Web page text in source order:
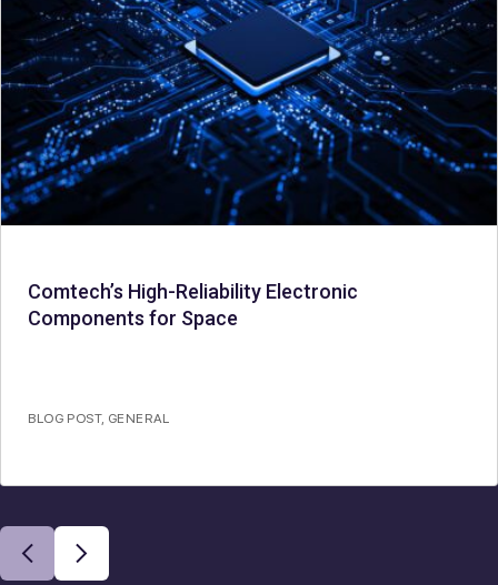
Comtech’s High-Reliability Electronic
Components for Space
BLOG POST, GENERAL